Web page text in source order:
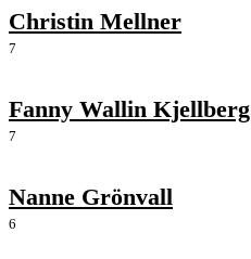
Christin Mellner
7
Fanny Wallin Kjellberg
7
Nanne Grönvall
6